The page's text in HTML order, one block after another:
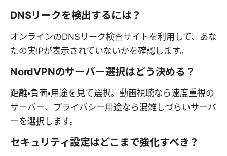
DNSリークを検出するには？
オンラインのDNSリーク検査サイトを利用して、あな
たの実IPが表示されていないかを確認します。
NordVPNのサーバー選択はどう決める？
距離・負荷・用途を見て選択。動画視聴なら速度重視の
サーバー、プライバシー用途なら混雑しづらいサーバ
ーを選択します。
セキュリティ設定はどこまで強化すべき？